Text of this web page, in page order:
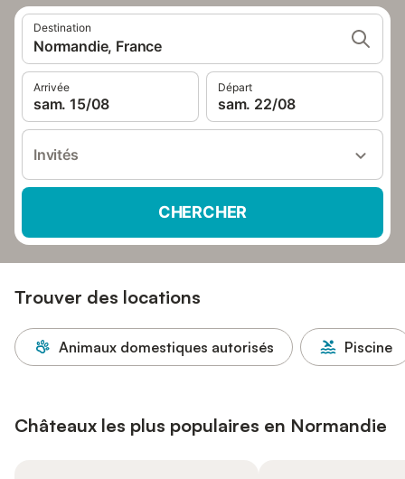
Destination
Normandie, France
Arrivée
sam. 15/08
Départ
sam. 22/08
Invités
CHERCHER
Trouver des locations
Animaux domestiques autorisés Piscine
Châteaux les plus populaires en Normandie